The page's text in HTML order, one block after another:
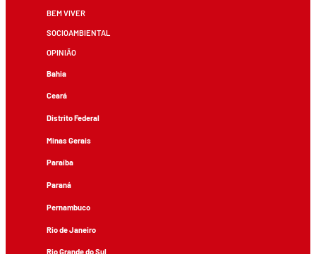
BEM VIVER
SOCIOAMBIENTAL
OPINIÃO
Bahia
Ceará
Distrito Federal
Minas Gerais
Paraíba
Paraná
Pernambuco
Rio de Janeiro
Rio Grande do Sul